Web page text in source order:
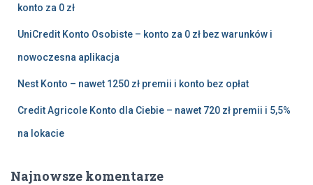
konto za 0 zł
UniCredit Konto Osobiste – konto za 0 zł bez warunków i
nowoczesna aplikacja
Nest Konto – nawet 1250 zł premii i konto bez opłat
Credit Agricole Konto dla Ciebie – nawet 720 zł premii i 5,5%
na lokacie
Najnowsze komentarze